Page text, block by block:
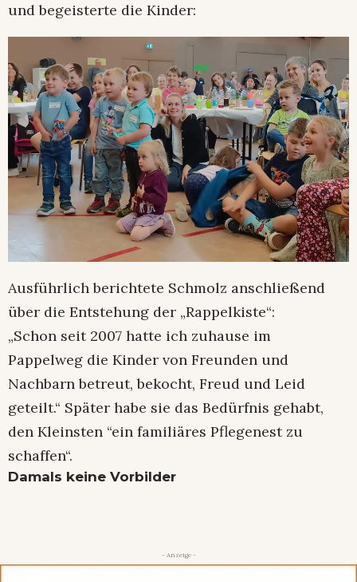
und begeisterte die Kinder:
Ausführlich berichtete Schmolz anschließend
über die Entstehung der „Rappelkiste“:
„Schon seit 2007 hatte ich zuhause im
Pappelweg die Kinder von Freunden und
Nachbarn betreut, bekocht, Freud und Leid
geteilt.“ Später habe sie das Bedürfnis gehabt,
den Kleinsten “ein familiäres Pflegenest zu
schaffen“.
Damals keine Vorbilder
- Anzeige -